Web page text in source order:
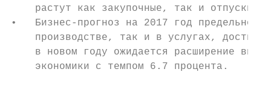
растут как закупочные, так и отпускные
•   Бизнес-прогноз на 2017 год предельно
производстве, так и в услугах, достиг
в новом году ожидается расширение
экономики с темпом 6.7 процента.